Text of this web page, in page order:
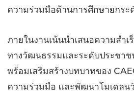
ความร่วมมือด้านการศึกษายกร
ภายในงานเน้นนำเสนอความสำเ
ทางวัฒนธรรมและระดับประชาช
พร้อมเสริมสร้างบทบาทของ
ความร่วมมือ และพัฒนาโมเดลน